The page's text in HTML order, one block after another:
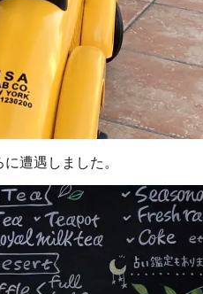
遭遇しました。